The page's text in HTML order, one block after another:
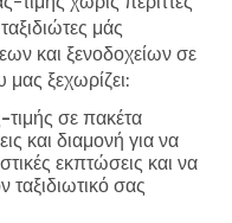
μάς
και ξενοδοχείων σε
μας ξεχωρίζει:
τιμής σε πακέτα
και διαμονή για να
εκπτώσεις και να
ταξιδιωτικό σας